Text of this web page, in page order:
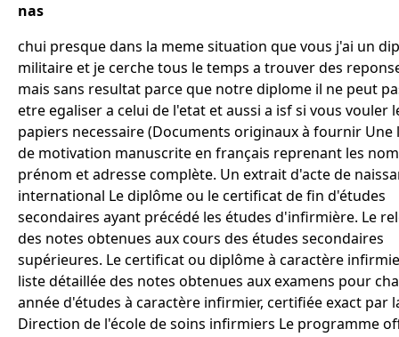
nas
chui presque dans la meme situation que vous j'ai un
militaire et je cerche tous le temps a trouver des
mais sans resultat parce que notre diplome il ne peut
etre egaliser a celui de l'etat et aussi a isf si vous vouler
papiers necessaire (Documents originaux à fournir Une
de motivation manuscrite en français reprenant les
prénom et adresse complète. Un extrait d'acte de
international Le diplôme ou le certificat de fin d'études
secondaires ayant précédé les études d'infirmière. Le
des notes obtenues aux cours des études secondaires
supérieures. Le certificat ou diplôme à caractère
liste détaillée des notes obtenues aux examens pour
année d'études à caractère infirmier, certifiée exact par
Direction de l'école de soins infirmiers Le programme